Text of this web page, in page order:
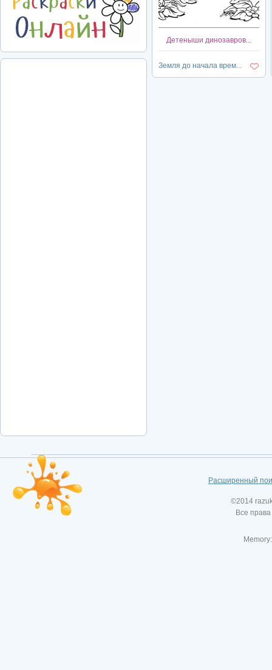
Детеныши динозавров...
Земля до начала врем...
Расширенный
©2014
Все